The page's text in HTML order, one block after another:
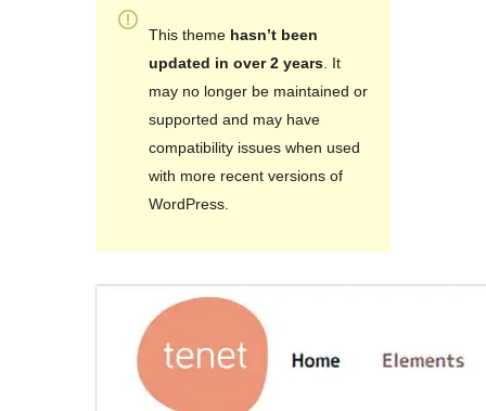
This theme hasn’t been
updated in over 2 years. It
may no longer be maintained or
supported and may have
compatibility issues when used
with more recent versions of
WordPress.